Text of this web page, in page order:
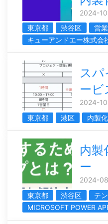
2024-
東京都
渋谷区 営
キューアンドエー株式会
スパ
ービ
2024-
東京都
港区 内製化
内製
ー
2024-
東京都
渋谷区 テ
MICROSOFT POWER